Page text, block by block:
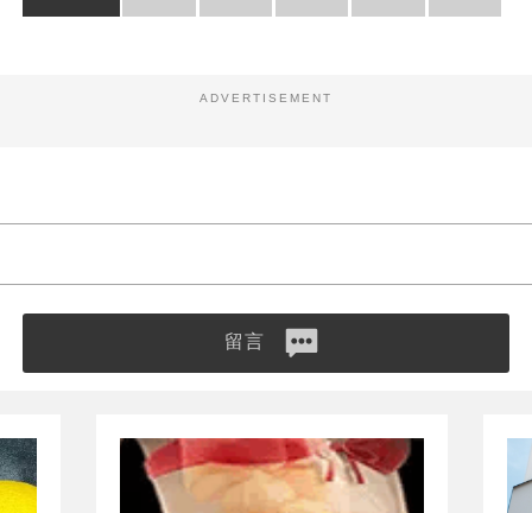
ADVERTISEMENT
留言